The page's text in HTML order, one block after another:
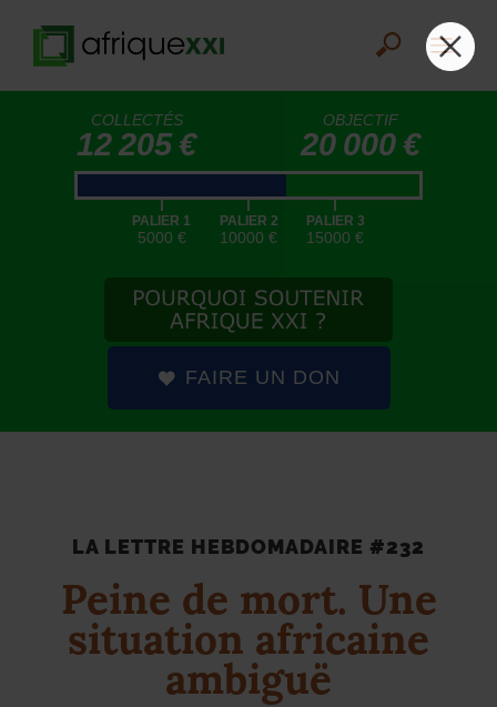
COLLECTÉS
12 205 €
OBJECTIF
20 000 €
|
PALIER 1
5000 €
|
PALIER 2
10000 €
|
PALIER 3
15000 €
FAIRE UN DON
LA LETTRE HEBDOMADAIRE #232
Peine de mort. Une
situation africaine
ambiguë